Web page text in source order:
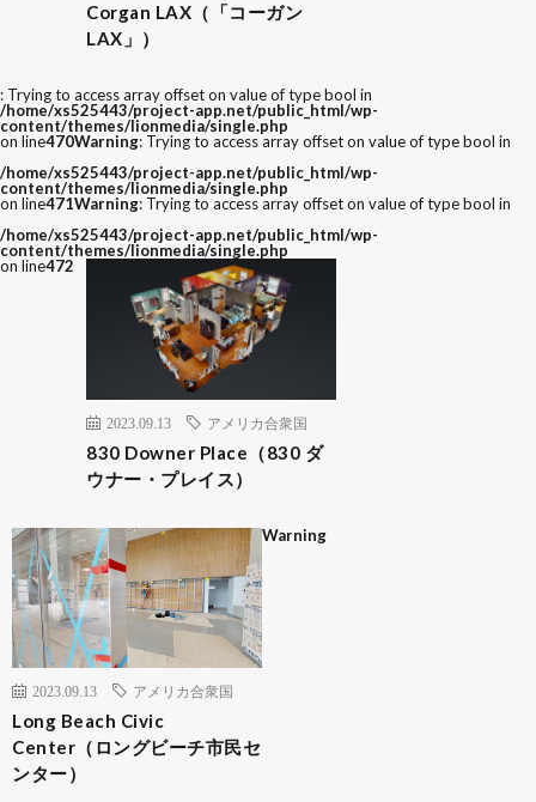
Corgan LAX（「コーガン
LAX」）
: Trying to access array offset on value of type bool in
/home/xs525443/project-app.net/public_html/wp-
content/themes/lionmedia/single.php
on line470Warning: Trying to access array offset on value of type bool in
/home/xs525443/project-app.net/public_html/wp-
content/themes/lionmedia/single.php
on line471Warning: Trying to access array offset on value of type bool in
/home/xs525443/project-app.net/public_html/wp-
content/themes/lionmedia/single.php
on line472
2023.09.13 アメリカ合衆国
830 Downer Place（830 ダ
ウナー・プレイス）
2023.09.13 アメリカ合衆国
Long Beach Civic
Center（ロングビーチ市民セ
ンター）
Warning